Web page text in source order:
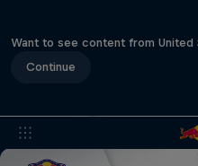
Want to see content from United
Continue